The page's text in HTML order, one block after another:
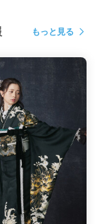
もっと見る